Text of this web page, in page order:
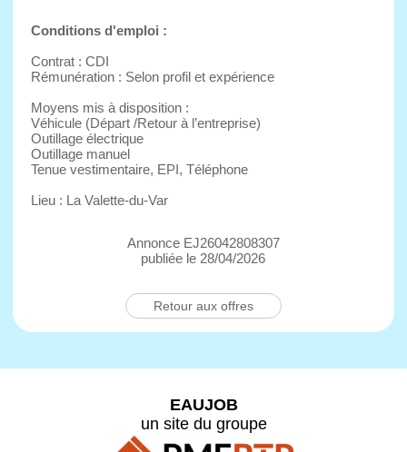
Conditions d'emploi :
Contrat : CDI
Rémunération : Selon profil et expérience
Moyens mis à disposition :
Véhicule (Départ /Retour à l’entreprise)
Outillage électrique
Outillage manuel
Tenue vestimentaire, EPI, Téléphone
Lieu : La Valette-du-Var
Annonce EJ26042808307
publiée le 28/04/2026
Retour aux offres
EAUJOB
un site du groupe